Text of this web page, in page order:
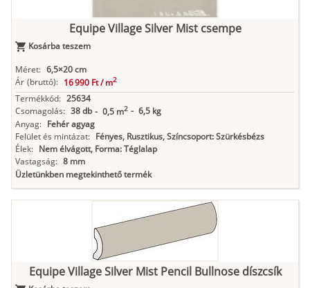
Equipe Village Silver Mist csempe
Kosárba teszem
Méret: 6,5×20 cm
Ár (bruttó): 16 990 Ft /m2
Termékkód: 25634
Csomagolás: 38 db - 0,5 m2 - 6,5 kg
Anyag: Fehér agyag
Felület és mintázat: Fényes, Rusztikus, Színcsoport: Szürkésbézs
Élek: Nem élvágott, Forma: Téglalap
Vastagság: 8 mm
Üzletünkben megtekinthető termék
Equipe Village Silver Mist Pencil Bullnose díszcsík